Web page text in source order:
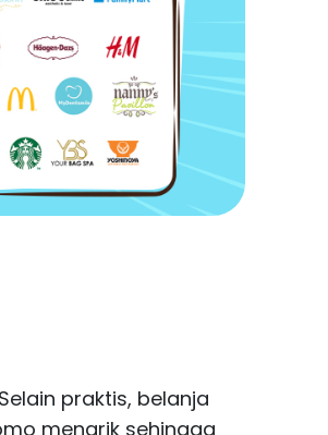
praktis, belanja
menarik sehingga